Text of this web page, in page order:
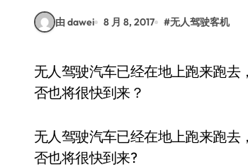
由 dawei 8 月 8, 2017 #无人驾驶客机
无人驾驶汽车已经在地上跑来跑去，无人机也可以在天上荡来荡去了，那么无人驾驶客机呢，是
否也将很快到来？
无人驾驶汽车已经在地上跑来跑
否也将很快到来?